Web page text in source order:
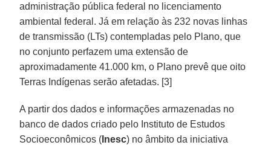
administração pública federal no licenciamento
ambiental federal. Já em relação às 232 novas linhas
de transmissão (LTs) contempladas pelo Plano, que
no conjunto perfazem uma extensão de
aproximadamente 41.000 km, o Plano prevê que oito
Terras Indígenas serão afetadas. [3]
A partir dos dados e informações armazenadas no
banco de dados criado pelo Instituto de Estudos
Socioeconômicos ( Inesc) no âmbito da iniciativa